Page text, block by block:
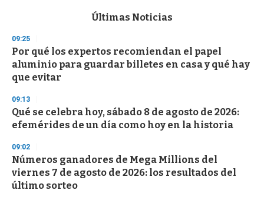
d
s
o
f
3
s
e
c
o
d
s
Últimas Noticias
09:25
Por qué los expertos recomiendan el papel
aluminio para guardar billetes en casa y qué hay
que evitar
09:13
Qué se celebra hoy, sábado 8 de agosto de 2026:
efemérides de un día como hoy en la historia
09:02
Números ganadores de Mega Millions del
viernes 7 de agosto de 2026: los resultados del
último sorteo